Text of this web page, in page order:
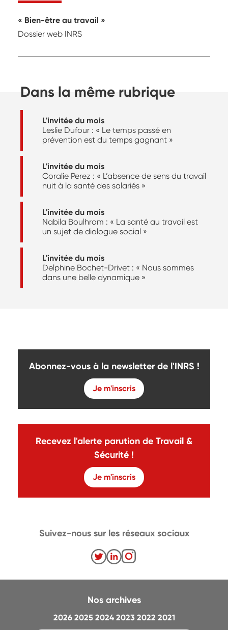
Bien-être au travail
Dossier web INRS
Dans la même rubrique
L'invitée du mois
Leslie Dufour : « Le temps passé en
prévention est du temps gagnant »
L'invitée du mois
Coralie Perez : « L’absence de sens du travail
nuit à la santé des salariés »
L'invitée du mois
Nabila Boulhram : « La santé au travail est
un sujet de dialogue social »
L'invitée du mois
Delphine Bochet-Drivet : « Nous sommes
dans une belle dynamique »
Abonnez-vous à la newsletter de l'INRS !
Je m'inscris
Recevez l'alerte parution de Travail &
Sécurité !
Je m'inscris
Nos archives
2026 2025 2024 2023 2022 2021
Suivez-nous sur les réseaux sociaux